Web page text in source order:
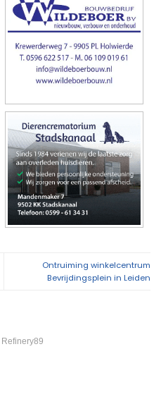
Ontruiming winkelcentrum
Bevrijdingsplein in Leiden